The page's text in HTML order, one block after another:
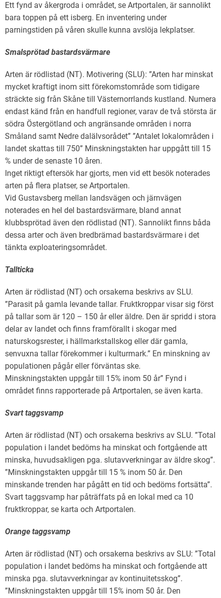
Ett fynd av åkergroda i området, se Artportalen, är sannolikt
bara toppen på ett isberg. En inventering under
parningstiden på våren skulle kunna avslöja lekplatser.
Smalsprötad bastardsvärmare
Arten är rödlistad (NT). Motivering (SLU): ”Arten har minskat
mycket kraftigt inom sitt förekomstområde som tidigare
sträckte sig från Skåne till Västernorrlands kustland. Numera
endast känd från en handfull regioner, varav de två största är
södra Östergötland och angränsande områden i norra
Småland samt Nedre dalälvsorådet” ”Antalet lokalområden i
landet skattas till 750” Minskningstakten har uppgått till 15
% under de senaste 10 åren.
Inget riktigt eftersök har gjorts, men vid ett besök noterades
arten på flera platser, se Artportalen.
Vid Gustavsberg mellan landsvägen och järnvägen
noterades en hel del bastardsvärmare, bland annat
klubbsprötad även den rödlistad (NT). Sannolikt finns båda
dessa arter och även bredbrämad bastardsvärmare i det
tänkta exploateringsområdet.
Tallticka
Arten är rödlistad (NT) och orsakerna beskrivs av SLU.
”Parasit på gamla levande tallar. Fruktkroppar visar sig först
på tallar som är 120 – 150 år eller äldre. Den är spridd i stora
delar av landet och finns framförallt i skogar med
naturskogsrester, i hällmarkstallskog eller där gamla,
senvuxna tallar förekommer i kulturmark.” En minskning av
populationen pågår eller förväntas ske.
Minskningstakten uppgår till 15% inom 50 år” Fynd i
området finns rapporterade på Artportalen, se även karta.
Svart taggsvamp
Arten är rödlistad (NT) och orsakerna beskrivs av SLU. ”Total
population i landet bedöms ha minskat och fortgående att
minska, huvudsakligen pga. slutavverkningar av äldre skog”.
”Minskningstakten uppgår till 15 % inom 50 år. Den
minskande trenden har pågått en tid och bedöms fortsätta”.
Svart taggsvamp har påträffats på en lokal med ca 10
fruktkroppar, se karta och Artportalen.
Orange taggsvamp
Arten är rödlistad (NT) och orsakerna beskrivs av SLU: ”Total
population i landet bedöms ha minskat och fortgående att
minska pga. slutavverkningar av kontinuitetsskog”.
”Minskningstakten uppgår till 15% inom 50 år. Den